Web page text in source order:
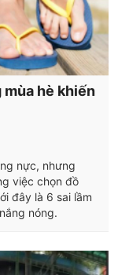
hè khiến
nực, nhưng
việc chọn đồ
đây là 6 sai lầm
nóng.